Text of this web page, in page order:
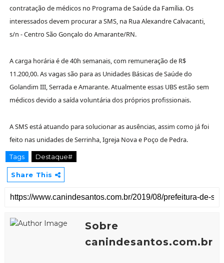
contratação de médicos no Programa de Saúde da Família. Os
interessados devem procurar a SMS, na Rua Alexandre Calvacanti,
s/n - Centro São Gonçalo do Amarante/RN.
A carga horária é de 40h semanais, com remuneração de R$
11.200,00. As vagas são para as Unidades Básicas de Saúde do
Golandim III, Serrada e Amarante. Atualmente essas UBS estão sem
médicos devido a saída voluntária dos próprios profissionais.
A SMS está atuando para solucionar as ausências, assim como já foi
feito nas unidades de Serrinha, Igreja Nova e Poço de Pedra.
Tags Destaque#
Share This
Sobre
canindesantos.com.br